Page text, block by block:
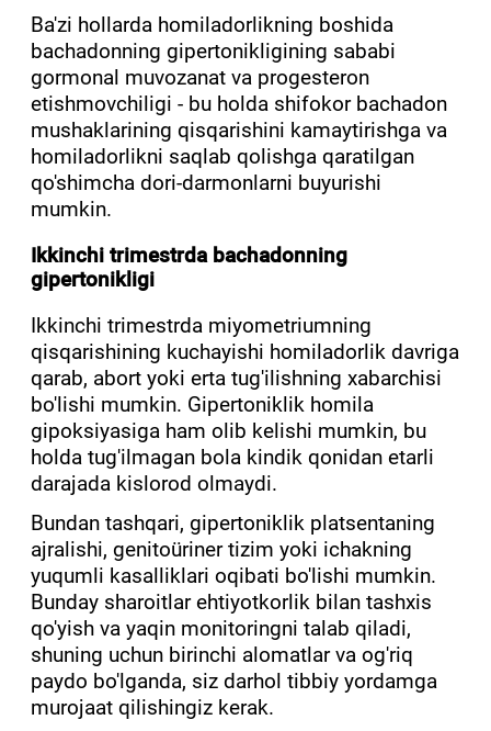
Ba'zi hollarda homiladorlikning boshida
bachadonning gipertonikligining sababi
gormonal muvozanat va progesteron
etishmovchiligi - bu holda shifokor bachadon
mushaklarining qisqarishini kamaytirishga va
homiladorlikni saqlab qolishga qaratilgan
qo'shimcha dori-darmonlarni buyurishi
mumkin.
Ikkinchi trimestrda bachadonning
gipertonikligi
Ikkinchi trimestrda miyometriumning
qisqarishining kuchayishi homiladorlik davriga
qarab, abort yoki erta tug'ilishning xabarchisi
bo'lishi mumkin. Gipertoniklik homila
gipoksiyasiga ham olib kelishi mumkin, bu
holda tug'ilmagan bola kindik qonidan etarli
darajada kislorod olmaydi.
Bundan tashqari, gipertoniklik platsentaning
ajralishi, genitoüriner tizim yoki ichakning
yuqumli kasalliklari oqibati bo'lishi mumkin.
Bunday sharoitlar ehtiyotkorlik bilan tashxis
qo'yish va yaqin monitoringni talab qiladi,
shuning uchun birinchi alomatlar va og'riq
paydo bo'lganda, siz darhol tibbiy yordamga
murojaat qilishingiz kerak.